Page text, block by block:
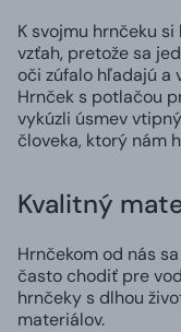
K svojmu hrnčeku
vzťah, pretože sa
oči zúfalo hľadajú a
Hrnček s potlačou
vykúzli úsmev
človeka, ktorý nám
Kvalitný
Hrnčekom od nás
často chodiť pre
hrnčeky s dlhou
materiálov.